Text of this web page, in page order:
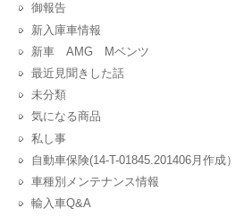
御報告
新入庫車情報
新車 AMG Mベンツ
最近見聞きした話
未分類
気になる商品
私し事
自動車保険(14-T-01845.201406月作成）
車種別メンテナンス情報
輸入車Q&A